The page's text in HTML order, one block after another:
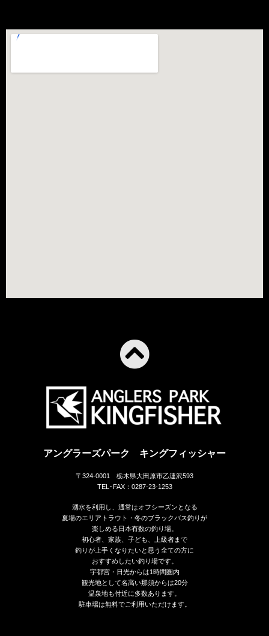
アングラーズパーク キングフィッシャー
〒324-0001 栃木県大田原市乙連沢593
TEL･FAX：0287-23-1253
湧水を利用し、通常はオフシーズンとなる
夏場のエリアトラウト・冬のブラックバス釣りが
楽しめる日本有数の釣り場。
初心者、家族、子ども、上級者まで
釣りが上手くなりたいと思う全ての方に
おすすめしたい釣り場です。
宇都宮・日光からは1時間圏内
観光地として名高い那須からは20分
温泉地も付近に多数あります。
駐車場は無料でご利用いただけます。